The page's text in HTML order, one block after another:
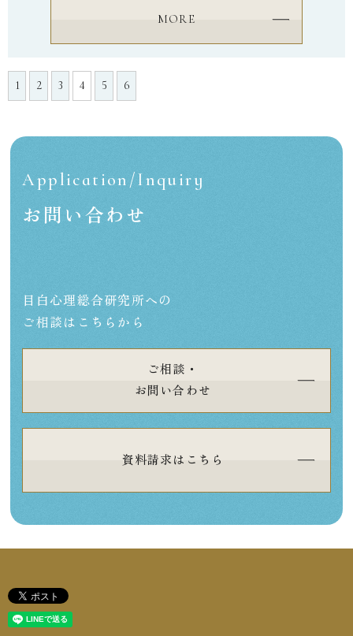
MORE
1 2 3 4 5 6
Application/Inquiry
お問い合わせ
目白心理総合研究所への
ご相談はこちらから
ご相談・
お問い合わせ
資料請求はこちら